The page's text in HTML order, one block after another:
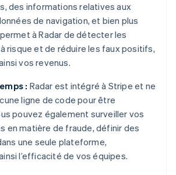
des informations relatives aux
de navigation, et bien plus
à Radar de détecter les
risque et de réduire les faux positifs,
vos revenus.
: Radar est intégré à Stripe et ne
ligne de code pour être
pouvez également surveiller vos
en matière de fraude, définir des
une seule plateforme,
l’efficacité de vos équipes.